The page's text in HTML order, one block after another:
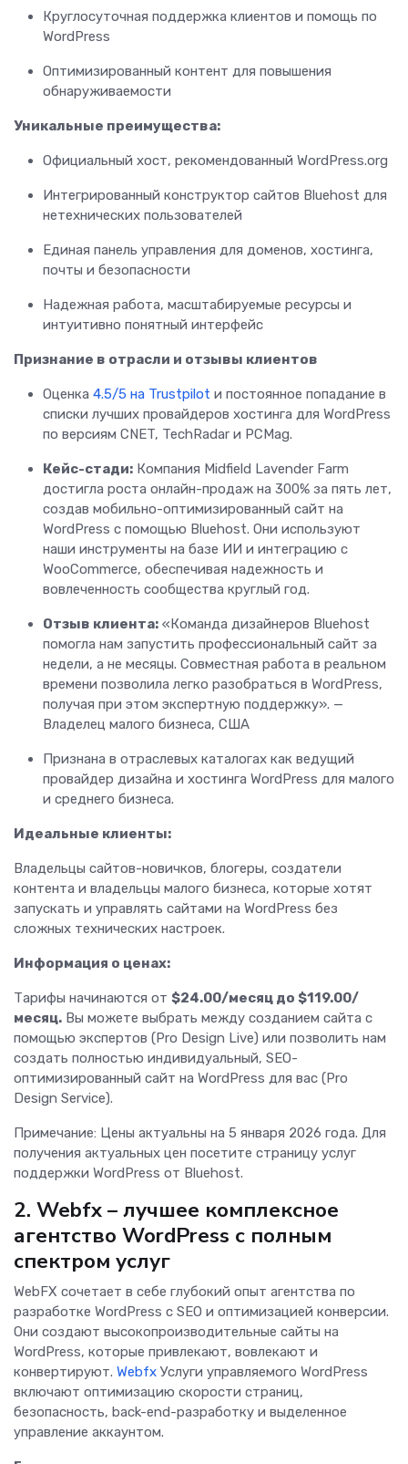
Круглосуточная поддержка клиентов и помощь по
WordPress
Оптимизированный контент для повышения
обнаруживаемости
Уникальные преимущества:
Официальный хост, рекомендованный WordPress.org
Интегрированный конструктор сайтов Bluehost для
нетехнических пользователей
Единая панель управления для доменов, хостинга,
почты и безопасности
Надежная работа, масштабируемые ресурсы и
интуитивно понятный интерфейс
Признание в отрасли и отзывы клиентов
Оценка 4.5/5 на Trustpilot и постоянное попадание в
списки лучших провайдеров хостинга для WordPress
по версиям CNET, TechRadar и PCMag.
Кейс-стади: Компания Midfield Lavender Farm
достигла роста онлайн-продаж на 300% за пять лет,
создав мобильно-оптимизированный сайт на
WordPress с помощью Bluehost. Они используют
наши инструменты на базе ИИ и интеграцию с
WooCommerce, обеспечивая надежность и
вовлеченность сообщества круглый год.
Отзыв клиента: «Команда дизайнеров Bluehost
помогла нам запустить профессиональный сайт за
недели, а не месяцы. Совместная работа в реальном
времени позволила легко разобраться в WordPress,
получая при этом экспертную поддержку». —
Владелец малого бизнеса, США
Признана в отраслевых каталогах как ведущий
провайдер дизайна и хостинга WordPress для малого
и среднего бизнеса.
Идеальные клиенты:
Владельцы сайтов-новичков, блогеры, создатели
контента и владельцы малого бизнеса, которые хотят
запускать и управлять сайтами на WordPress без
сложных технических настроек.
Информация о ценах:
Тарифы начинаются от $24.00/месяц до $119.00/
месяц. Вы можете выбрать между созданием сайта с
помощью экспертов (Pro Design Live) или позволить нам
создать полностью индивидуальный, SEO-
оптимизированный сайт на WordPress для вас (Pro
Design Service).
Примечание: Цены актуальны на 5 января 2026 года. Для
получения актуальных цен посетите страницу услуг
поддержки WordPress от Bluehost.
2. Webfx – лучшее комплексное
агентство WordPress с полным
спектром услуг
WebFX сочетает в себе глубокий опыт агентства по
разработке WordPress с SEO и оптимизацией конверсии.
Они создают высокопроизводительные сайты на
WordPress, которые привлекают, вовлекают и
конвертируют. Webfx Услуги управляемого WordPress
включают оптимизацию скорости страниц,
безопасность, back-end-разработку и выделенное
управление аккаунтом.